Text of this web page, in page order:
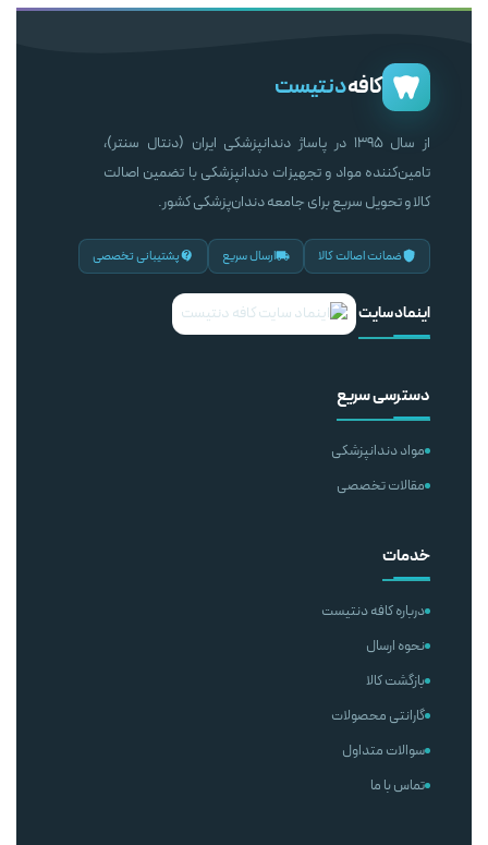
کافهدنتیست
از سال ۱۳۹۵ در پاساژ دندانپزشکی ایران (دنتال سنتر)،
تامین‌کننده مواد و تجهیزات دندانپزشکی با تضمین اصالت
کالا و تحویل سریع برای جامعه دندان‌پزشکی کشور.
ضمانت اصالت کالا ارسال سریع پشتیبانی تخصصی
اینماد سایت
دسترسی سریع
مواد دندانپزشکی
مقالات تخصصی
خدمات
درباره کافه دنتیست
نحوه ارسال
بازگشت کالا
گارانتی محصولات
سوالات متداول
تماس با ما